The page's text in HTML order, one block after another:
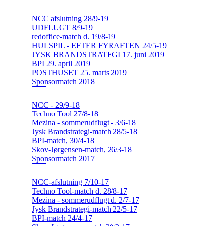
NCC afslutning 28/9-19
UDFLUGT 8/9-19
redoffice-match d. 19/8-19
HULSPIL - EFTER FYRAFTEN 24/5-19
JYSK BRANDSTRATEGI 17. juni 2019
BPI 29. april 2019
POSTHUSET 25. marts 2019
Sponsormatch 2018
NCC - 29/9-18
Techno Tool 27/8-18
Mezina - sommerudflugt - 3/6-18
Jysk Brandstrategi-match 28/5-18
BPI-match, 30/4-18
Skov-Jørgensen-match, 26/3-18
Sponsormatch 2017
NCC-afslutning 7/10-17
Techno Tool-match d. 28/8-17
Mezina - sommerudflugt d. 2/7-17
Jysk Brandstrategi-match 22/5-17
BPI-match 24/4-17